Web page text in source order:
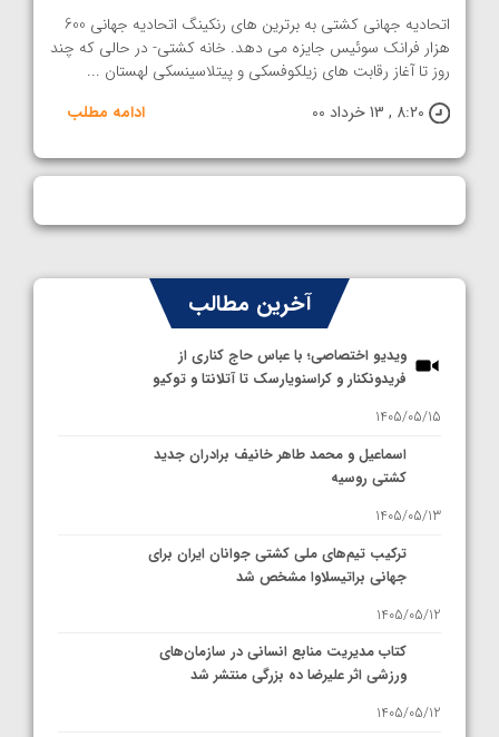
اتحادیه جهانی کشتی به برترین های رنکینگ اتحادیه جهانی 600
هزار فرانک سوئیس جایزه می دهد. خانه کشتی- در حالی که چند
روز تا آغاز رقابت های زیلکوفسکی و پیتلاسینسکی لهستان ...
8:20 , 13 خرداد 00
ادامه مطلب
آخرین مطالب
ویدیو اختصاصی؛ با عباس حاج کناری از
فریدونکنار و کراسنویارسک تا آتلانتا و توکیو
1405/05/15
اسماعیل و محمد طاهر خانیف برادران جدید
کشتی روسیه
1405/05/13
ترکیب تیم‌های ملی کشتی جوانان ایران برای
جهانی براتیسلاوا مشخص شد
1405/05/12
کتاب مدیریت منابع انسانی در سازمان‌های
ورزشی اثر علیرضا ده بزرگی منتشر شد
1405/05/12